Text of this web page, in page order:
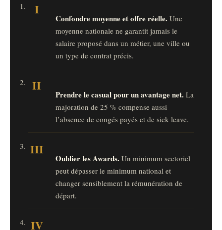
I
Confondre moyenne et offre réelle. Une
moyenne nationale ne garantit jamais le
salaire proposé dans un métier, une ville ou
un type de contrat précis.
II
Prendre le casual pour un avantage net. La
majoration de 25 % compense aussi
l’absence de congés payés et de sick leave.
III
Oublier les Awards. Un minimum sectoriel
peut dépasser le minimum national et
changer sensiblement la rémunération de
départ.
IV